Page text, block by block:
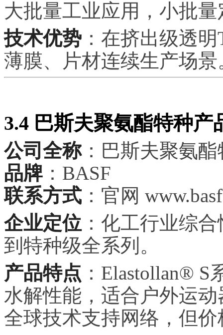
大批量工业应用，小批
技术优势 ：在挤出级透
薄膜、片材连续生产场景
3.4 巴斯夫聚氨酯特种
公司全称：巴斯夫聚氨
品牌 ：BASF
联系方式：官网
企业定位 ：化工行业综
到特种级全系列。
产品特点 ：Elastollan®
水解性能，适合户外运
全球技术支持网络，但